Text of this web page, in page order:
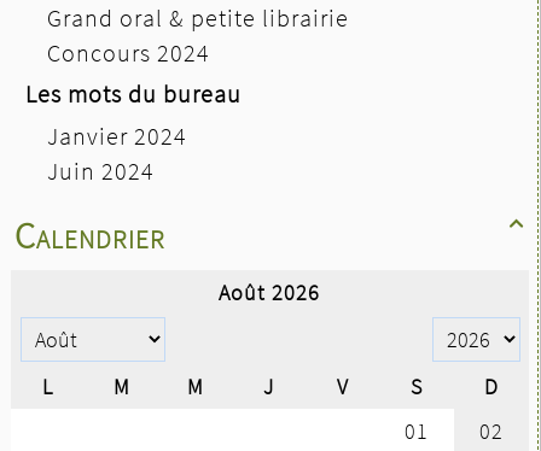
Grand oral & petite librairie
Concours 2024
Les mots du bureau
Janvier 2024
Juin 2024

Calendrier